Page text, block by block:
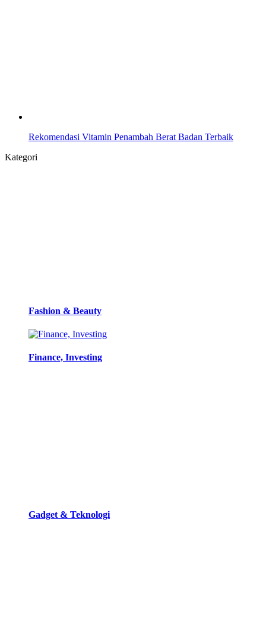
Rekomendasi Vitamin Penambah Berat Badan Terbaik
Kategori
Fashion & Beauty
Finance, Investing
Gadget & Teknologi